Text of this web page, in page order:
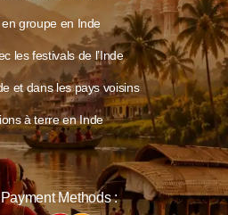
groupe en Inde
les festivals de l’Inde
et dans les pays voisins
à terre en Inde
Methods :